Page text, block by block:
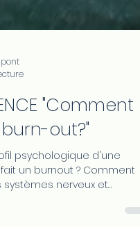
"Comment
out?"
psychologique d'une